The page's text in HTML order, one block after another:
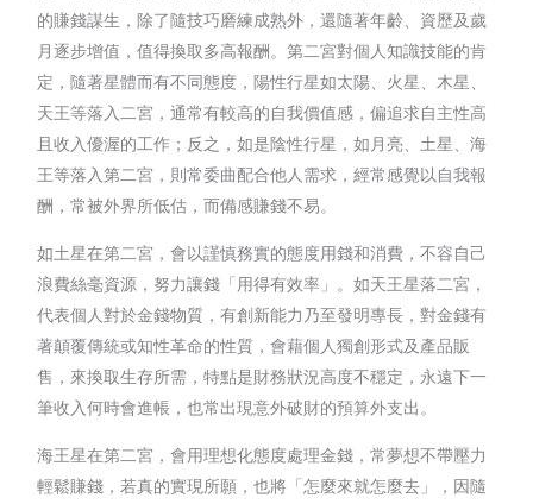
的賺錢謀生，除了隨技巧磨練成熟外，還隨著年齡、資歷及歲
月逐步增值，值得換取多高報酬。第二宮對個人知識技能的肯
定，隨著星體而有不同態度，陽性行星如太陽、火星、木星、
天王等落入二宮，通常有較高的自我價值感，偏追求自主性高
且收入優渥的工作；反之，如是陰性行星，如月亮、土星、海
王等落入第二宮，則常委曲配合他人需求，經常感覺以自我報
酬，常被外界所低估，而備感賺錢不易。
如土星在第二宮，會以謹慎務實的態度用錢和消費，不容自己
浪費絲毫資源，努力讓錢「用得有效率」。如天王星落二宮，
代表個人對於金錢物質，有創新能力乃至發明專長，對金錢有
著顛覆傳統或知性革命的性質，會藉個人獨創形式及產品販
售，來換取生存所需，特點是財務狀況高度不穩定，永遠下一
筆收入何時會進帳，也常出現意外破財的預算外支出。
海王星在第二宮，會用理想化態度處理金錢，常夢想不帶壓力
輕鬆賺錢，若真的實現所願，也將「怎麼來就怎麼去」，因隨